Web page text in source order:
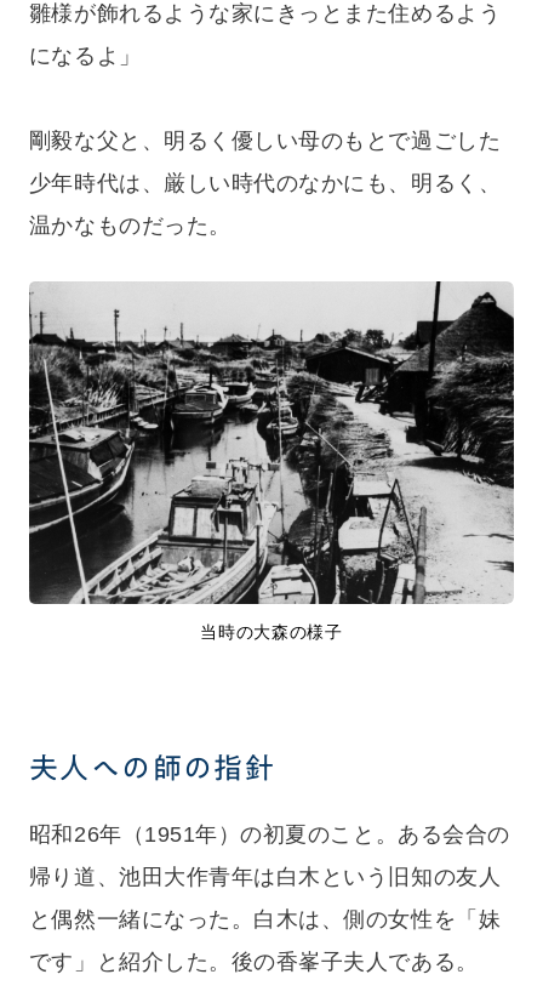
当時の大森の様子
雛様が飾れるような家にきっとまた住めるよう
になるよ」
剛毅な父と、明るく優しい母のもとで過ごした
少年時代は、厳しい時代のなかにも、明るく、
温かなものだった。
夫人への師の指針
昭和26年（1951年）の初夏のこと。ある会合の
帰り道、池田大作青年は白木という旧知の友人
と偶然一緒になった。白木は、側の女性を「妹
です」と紹介した。後の香峯子夫人である。